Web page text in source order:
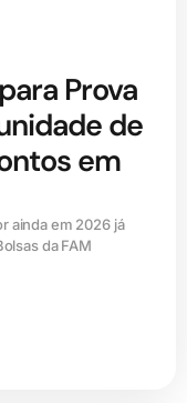
Prova
de
em
ainda em 2026 já
da FAM